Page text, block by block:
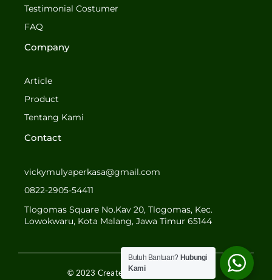
o
o
k
-
g
m
Testimonial Costumer
FAQ
Company
Article
Product
Tentang Kami
Contact
vickymulyaperkasa@gmail.com
0822-2905-54411
Tlogomas Square No.Kav 20, Tlogomas, Kec.
Lowokwaru, Kota Malang, Jawa Timur 65144
© 2023 Created by MULYA PERKASA
Butuh Bantuan? Hubungi
Kami